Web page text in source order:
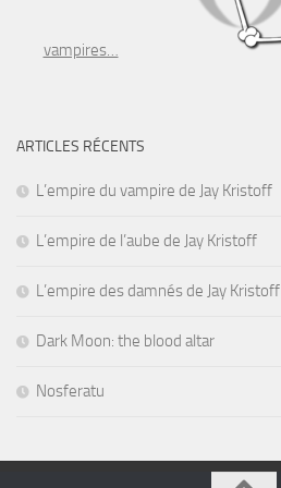
vampires…
ARTICLES RÉCENTS
L’empire du vampire de Jay Kristoff
L’empire de l’aube de Jay Kristoff
L’empire des damnés de Jay Kristoff
Dark Moon: the blood altar
Nosferatu